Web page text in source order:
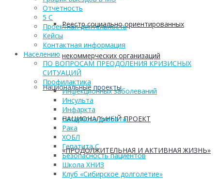
Реестр социально ориентированных
некоммерческих организаций
Национальные проекты
НАЦИОНАЛЬНЫЙ ПРОЕКТ
«ПРОДОЛЖИТЕЛЬНАЯ И АКТИВНАЯ ЖИЗНЬ»
Отчетность
5 С
Проектная деятельность
Кейсы
Контактная информация
Населению
ПО ВОПРОСАМ ПРЕОДОЛЕНИЯ КРИЗИСНЫХ
СИТУАЦИЙ
Профилактика
Инфекционных заболеваний
Инсульта
Инфаркта
Сахарного диабета
Рака
ХОБЛ
Гепатита С
Безопасность пациентов
Школа ХНИЗ
Клуб «Сибирское долголетие»